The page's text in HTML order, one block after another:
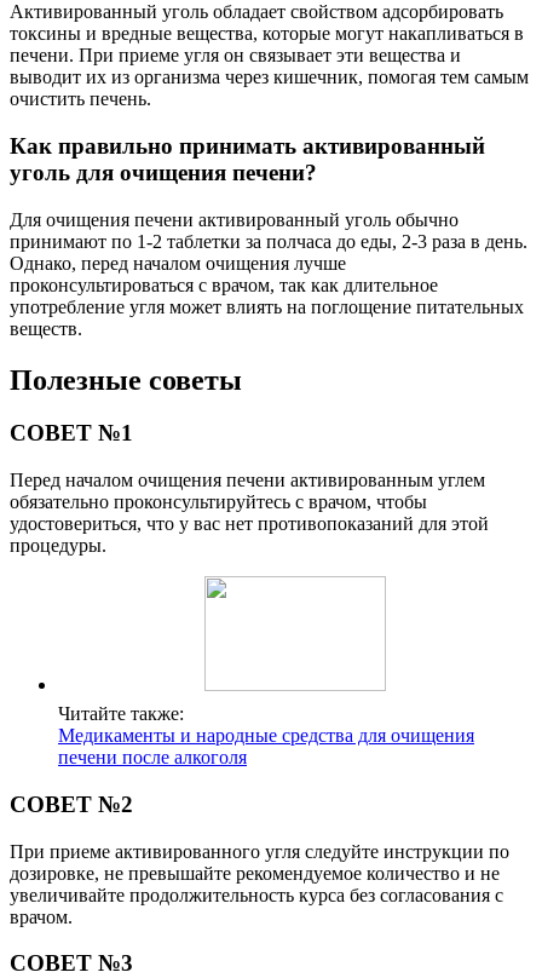
Активированный уголь обладает свойством адсорбировать
токсины и вредные вещества, которые могут накапливаться в
печени. При приеме угля он связывает эти вещества и
выводит их из организма через кишечник, помогая тем самым
очистить печень.
Как правильно принимать активированный
уголь для очищения печени?
Для очищения печени активированный уголь обычно
принимают по 1-2 таблетки за полчаса до еды, 2-3 раза в день.
Однако, перед началом очищения лучше
проконсультироваться с врачом, так как длительное
употребление угля может влиять на поглощение питательных
веществ.
Полезные советы
СОВЕТ №1
Перед началом очищения печени активированным углем
обязательно проконсультируйтесь с врачом, чтобы
удостовериться, что у вас нет противопоказаний для этой
процедуры.
Читайте также:
Медикаменты и народные средства для очищения
печени после алкоголя
СОВЕТ №2
При приеме активированного угля следуйте инструкции по
дозировке, не превышайте рекомендуемое количество и не
увеличивайте продолжительность курса без согласования с
врачом.
СОВЕТ №3